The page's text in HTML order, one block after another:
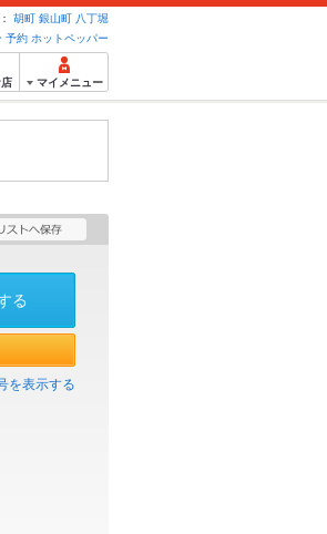
胡町 銀山町 八丁堀
予約 ホットペッパー
マイメニュー
る
を表示する